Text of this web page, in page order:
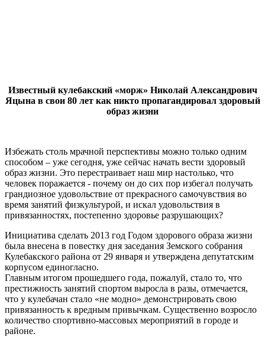
Известный кулебакский «морж» Николай Александрович
Яцына в свои 80 лет как никто пропагандировал здоровый
образ жизни
Избежать столь мрачной перспективы можно только одним
способом – уже сегодня, уже сейчас начать вести здоровый
образ жизни. Это перестраивает наш мир настолько, что
человек поражается - почему он до сих пор избегал получать
грандиозное удовольствие от прекрасного самочувствия во
время занятий физкультурой, и искал удовольствия в
привязанностях, постепенно здоровье разрушающих?
Инициатива сделать 2013 год Годом здорового образа жизни
была внесена в повестку дня заседания Земского собрания
Кулебакского района от 29 января и утверждена депутатским
корпусом единогласно.
Главным итогом прошедшего года, пожалуй, стало то, что
престижность занятий спортом выросла в разы, отмечается,
что у кулебачан стало «не модно» демонстрировать свою
привязанность к вредным привычкам. Существенно возросло
количество спортивно-массовых мероприятий в городе и
районе.